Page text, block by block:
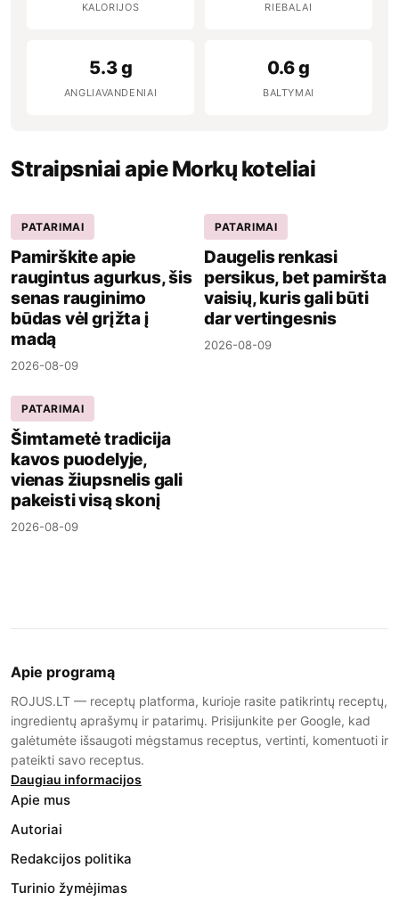
KALORIJOS RIEBALAI
5.3 g
ANGLIAVANDENIAI
0.6 g
BALTYMAI
Straipsniai apie Morkų koteliai
PATARIMAI
Pamirškite apie
raugintus agurkus, šis
senas rauginimo
būdas vėl grįžta į
madą
2026-08-09
PATARIMAI
Daugelis renkasi
persikus, bet pamiršta
vaisių, kuris gali būti
dar vertingesnis
2026-08-09
PATARIMAI
Šimtametė tradicija
kavos puodelyje,
vienas žiupsnelis gali
pakeisti visą skonį
2026-08-09
Apie programą
ROJUS.LT — receptų platforma, kurioje rasite patikrintų receptų,
ingredientų aprašymų ir patarimų. Prisijunkite per Google, kad
galėtumėte išsaugoti mėgstamus receptus, vertinti, komentuoti ir
pateikti savo receptus.
Daugiau informacijos
Apie mus
Autoriai
Redakcijos politika
Turinio žymėjimas